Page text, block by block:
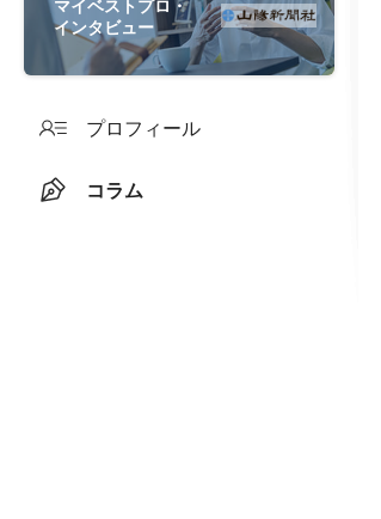
マイベストプロ・
インタビュー
プロフィール
コラム